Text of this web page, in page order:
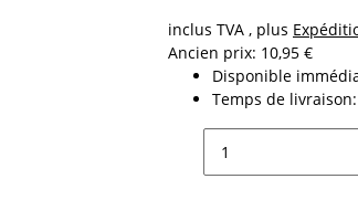
inclus TVA , plus
Ancien prix: 10,95 €
Disponible
Temps de livraison: